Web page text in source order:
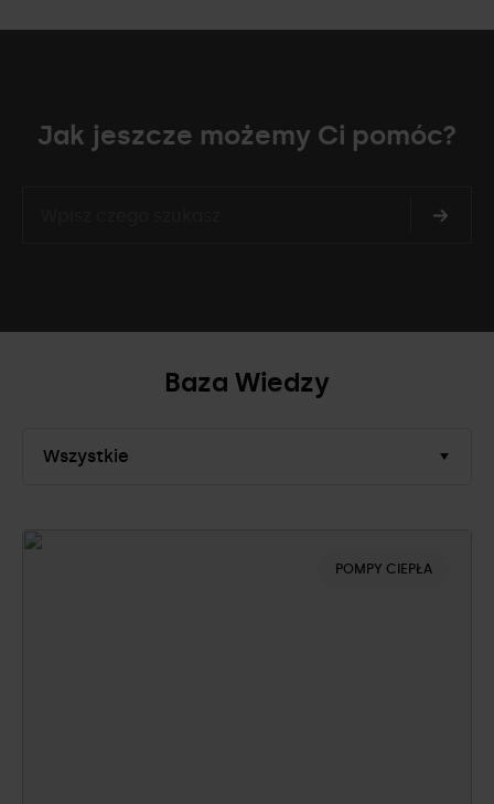
Jak jeszcze możemy Ci pomóc?
Baza Wiedzy
Wszystkie
POMPY CIEPŁA